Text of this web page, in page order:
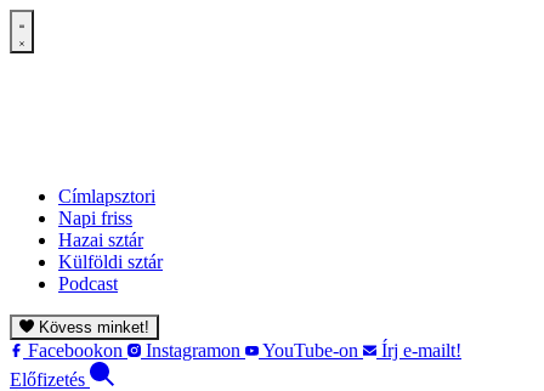
Címlapsztori
Napi friss
Hazai sztár
Külföldi sztár
Podcast
Kövess minket!
Facebookon Instagramon YouTube-on
Írj e-mailt!
Előfizetés